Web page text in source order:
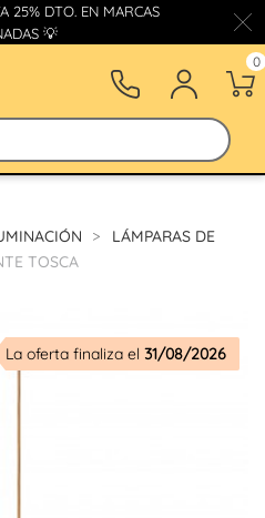
25% DTO. EN MARCAS
💡
0
LÁMPARAS DE
TOSCA
La oferta finaliza el 31/08/2026